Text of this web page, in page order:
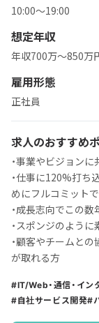
10:00〜19:00
想定年収
年収700万〜850万
雇用形態
正社員
求人のおすすめ
・事業やビジョン
・仕事に120%打ち
めにフルコミットで
・成長志向でこの
・スポンジのよう
・顧客やチームと
が取れる方
IT/Web・通信・イン
自社サービス開発